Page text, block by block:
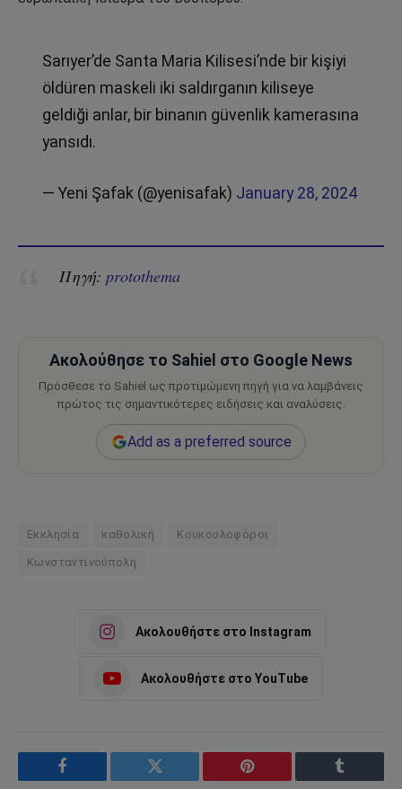
Sarıyer’de Santa Maria Kilisesi’nde bir kişiyi
öldüren maskeli iki saldırganın kiliseye
geldiği anlar, bir binanın güvenlik kamerasına
yansıdı.
— Yeni Şafak (@yenisafak) January 28, 2024
Πηγή: protothema
Ακολούθησε το Sahiel στο Google News
Πρόσθεσε το Sahiel ως προτιμώμενη πηγή για να λαμβάνεις
πρώτος τις σημαντικότερες ειδήσεις και αναλύσεις.
Add as a preferred source
Εκκλησία καθολική Κουκουλοφόροι
Κωνσταντινούπολη
Ακολουθήστε στο Instagram
Ακολουθήστε στο YouTube
Facebook Twitter Pinterest Tumblr